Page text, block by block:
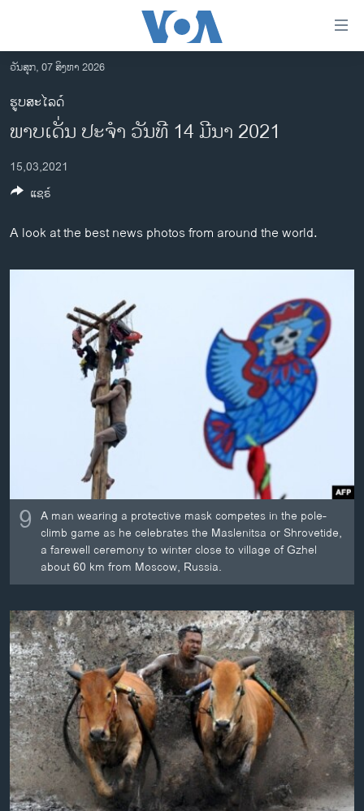
ເຂົ້າ
ຫາ
ຂ້າມ
ຂ້າມ
ໄປ
ຫາ
ຄົ້ນ
ລາວ
ອາເມຣິກາ
ການເລືອກຕັ້ງ ປະທານາທີບໍດີ ສະຫະລັດ 2024
ຂ່າວ​ຈີນ
ໂລກ
ຊີວິດຊາວລາວ
ຊຸມຊົນຊາວລາວ
ວິທະຍາສາດ-ເທັກໂນໂລຈີ
ສຽງ
ລາຍການກະຈາຍສຽງ
ລາຍງານ
ຕິດຕາມພວກເຮົາ ທີ່
ພາສາຕ່າງໆ
ວັນສຸກ, 07 ສິງຫາ 2026
ຮູບສະໄລດ໌
ພາບເດັ່ນ ປະຈຳ ວັນທີ 14 ມີນາ 2021
15,03,2021
A look at the best news photos from around the world.
9 A man wearing a protective mask competes in the pole-
climb game as he celebrates the Maslenitsa or Shrovetide,
a farewell ceremony to winter close to village of Gzhel
about 60 km from Moscow, Russia.
ແຊຣ໌